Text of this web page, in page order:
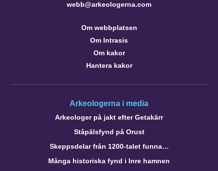
webb@arkeologerna.com
Om webbplatsen
Om Intrasis
Om kakor
Hantera kakor
Arkeologerna i media
Arkeologer på jakt efter Getakärr
Ståpälsfynd på Orust
Skeppsdelar från 1200-talet funna…
Många historiska fynd i Inre hamnen